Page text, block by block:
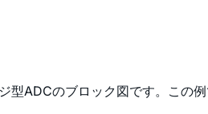
型ADCのブロック図です。この